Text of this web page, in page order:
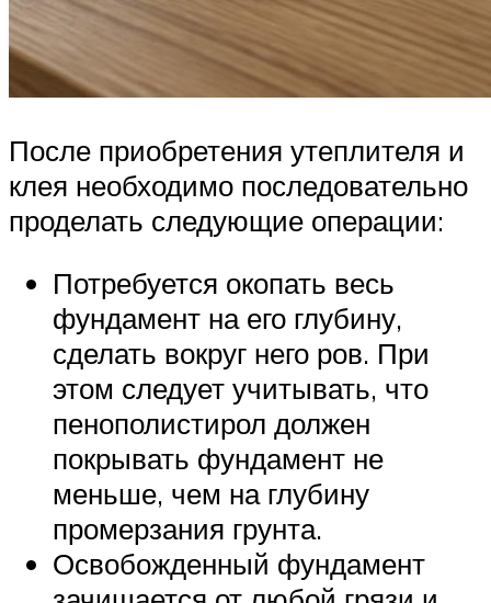
После приобретения утеплителя и
клея необходимо последовательно
проделать следующие операции:
Потребуется окопать весь
фундамент на его глубину,
сделать вокруг него ров. При
этом следует учитывать, что
пенополистирол должен
покрывать фундамент не
меньше, чем на глубину
промерзания грунта.
Освобожденный фундамент